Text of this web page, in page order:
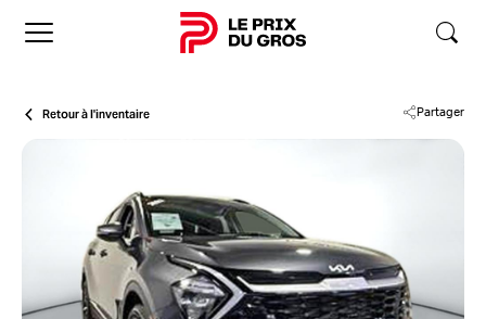
Accueil
Retour à l'inventaire Partager